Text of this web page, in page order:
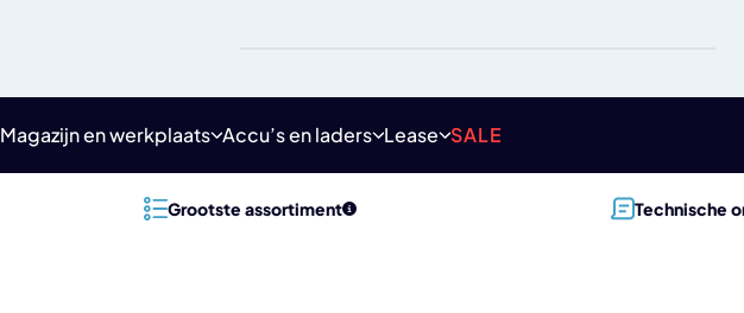
Magazijn en werkplaats Accu’s en laders Lease SALE
Grootste assortiment Technische